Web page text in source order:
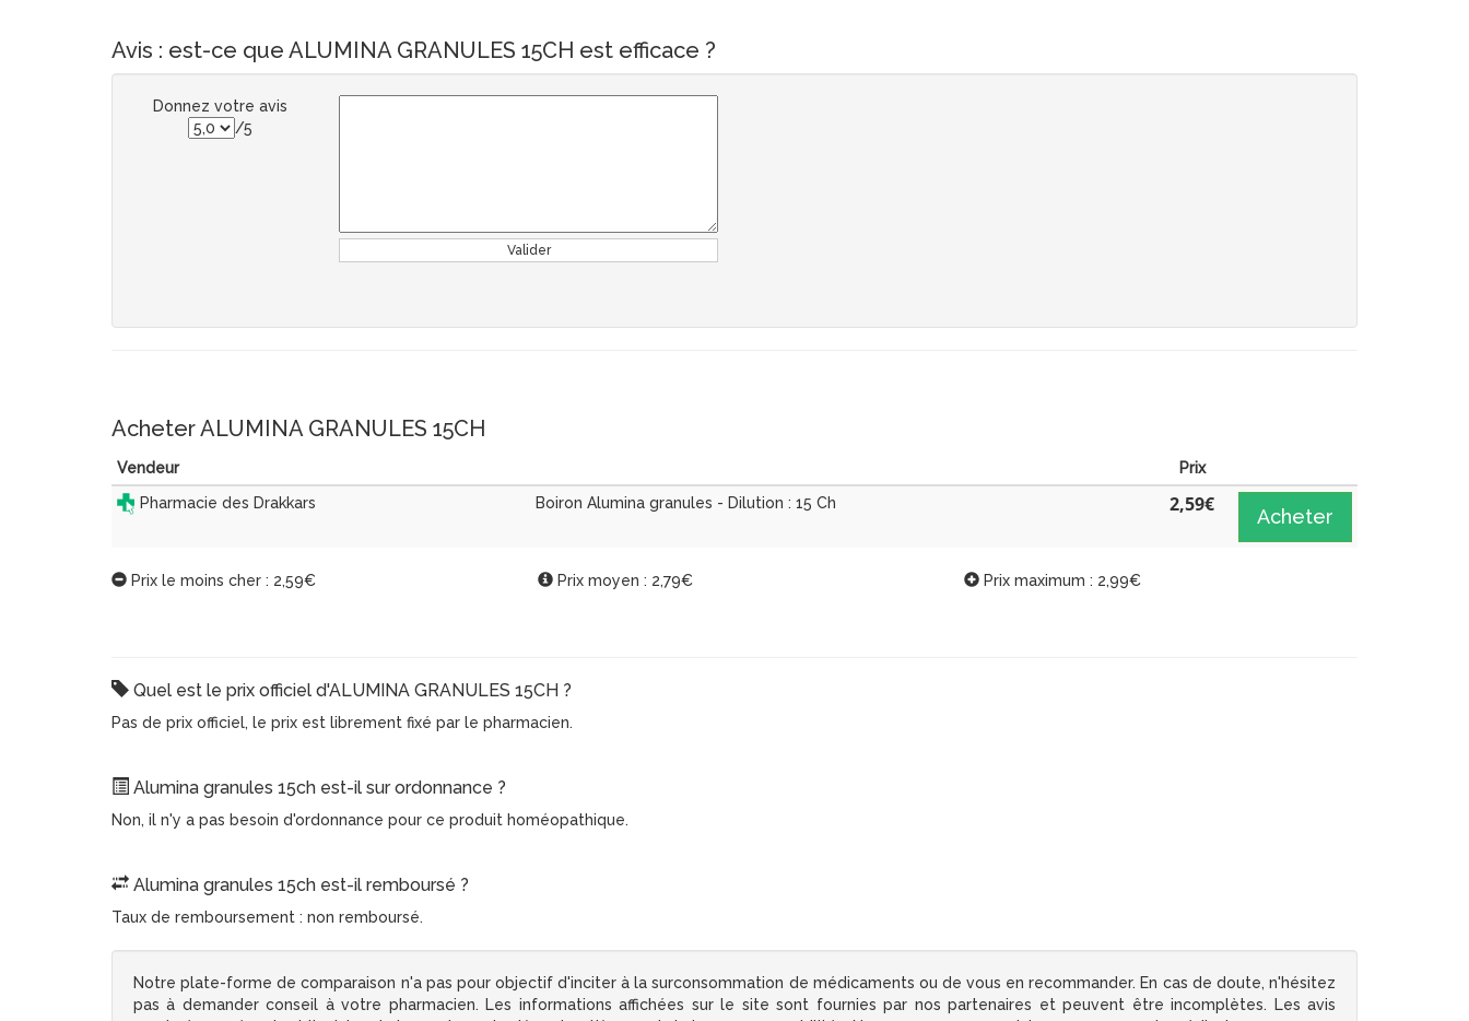
Avis : est-ce que ALUMINA GRANULES 15CH est efficace ?
Donnez votre avis
/5
Valider
Acheter ALUMINA GRANULES 15CH
Vendeur
Prix
Pharmacie des Drakkars
Boiron Alumina granules - Dilution : 15 Ch 2,59€
Acheter
Prix le moins cher : 2,59€ Prix moyen : 2,79€ Prix maximum : 2,99€
Quel est le prix officiel d'ALUMINA GRANULES 15CH ?
Pas de prix officiel, le prix est librement fixé par le pharmacien.
Alumina granules 15ch est-il sur ordonnance ?
Non, il n'y a pas besoin d'ordonnance pour ce produit homéopathique.
Alumina granules 15ch est-il remboursé ?
Taux de remboursement : non remboursé.
Notre plate-forme de comparaison n'a pas pour objectif d'inciter à la surconsommation de médicaments ou de vous en recommander. En cas de doute, n'hésitez
pas à demander conseil à votre pharmacien. Les informations affichées sur le site sont fournies par nos partenaires et peuvent être incomplètes. Les avis